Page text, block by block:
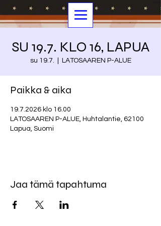
SU 19.7. KLO 16, LAPUA
su 19.7. LATOSAAREN P-ALUE
Paikka & aika
19.7.2026 klo 16.00
LATOSAAREN P-ALUE, Huhtalantie, 62100
Lapua, Suomi
Jaa tämä tapahtuma